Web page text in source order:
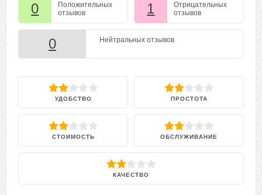
0
Положительных
отзывов
1
Отрицательных
отзывов
0 Нейтральных отзывов
УДОБСТВО ПРОСТОТА
СТОИМОСТЬ ОБСЛУЖИВАНИЕ
КАЧЕСТВО